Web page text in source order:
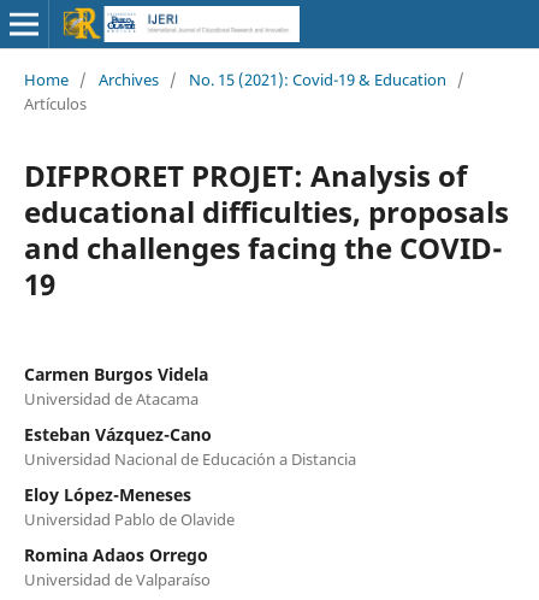
Home / Archives / No. 15 (2021): Covid-19 & Education
/
Artículos
DIFPRORET PROJET: Analysis of
educational difficulties, proposals
and challenges facing the COVID-
19
Carmen Burgos Videla
Universidad de Atacama
Esteban Vázquez-Cano
Universidad Nacional de Educación a Distancia
Eloy López-Meneses
Universidad Pablo de Olavide
Romina Adaos Orrego
Universidad de Valparaíso